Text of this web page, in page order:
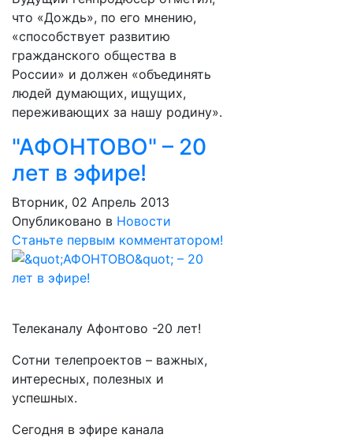
что «Дождь», по его мнению,
«способствует развитию
гражданского общества в
России» и должен «объединять
людей думающих, ищущих,
переживающих за нашу родину».
"АФОНТОВО" – 20
лет в эфире!
Вторник, 02 Апрель 2013
Опубликовано в Новости
Станьте первым комментатором!
Телеканалу Афонтово -20 лет!
Сотни телепроектов – важных,
интересных, полезных и
успешных.
Сегодня в эфире канала